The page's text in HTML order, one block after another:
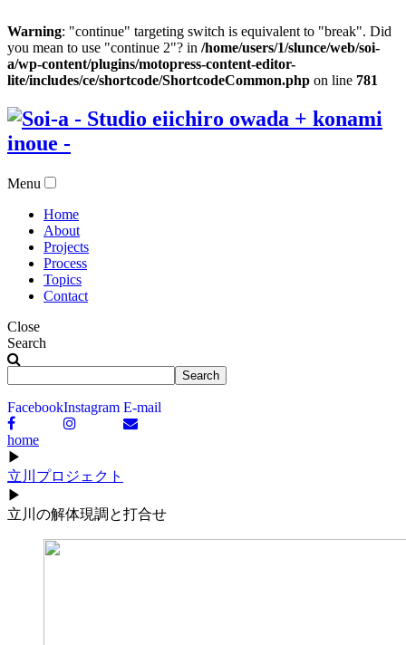
Warning: "continue" targeting switch is equivalent to "break". Did
you mean to use "continue 2"? in /home/users/1/slunce/web/soi-
a/wp-content/plugins/motopress-content-editor-
lite/includes/ce/shortcode/ShortcodeCommon.php on line 781
Menu
Home
About
Projects
Process
Topics
Contact
Close
Search
FacebookInstagram E-mail
home
▶
立川プロジェクト
▶
立川の解体現調と打合せ